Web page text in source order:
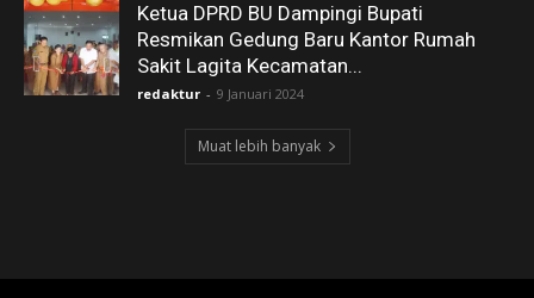
Ketua DPRD BU Dampingi Bupati
Resmikan Gedung Baru Kantor Rumah
Sakit Lagita Kecamatan...
redaktur - 9 Januari 2024
Muat lebih banyak